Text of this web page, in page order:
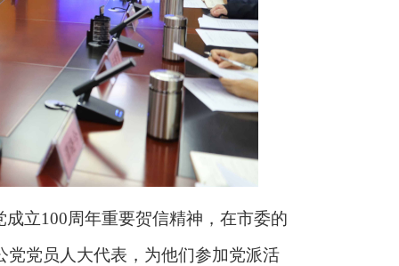
立100周年重要贺信精神，在市委的
党员人大代表，为他们参加党派活